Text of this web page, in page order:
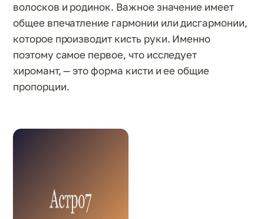
волосков и родинок. Важное значение имеет
общее впечатление гармонии или дисгармонии,
которое производит кисть руки. Именно
поэтому самое первое, что исследует
хиромант, — это форма кисти и ее общие
пропорции.